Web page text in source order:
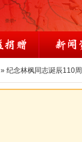
» 纪念林枫同志诞辰110